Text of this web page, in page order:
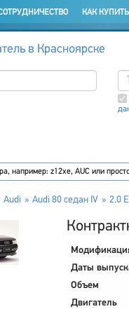
КАК КУПИТЬ
в Красноярске
Audi Audi 80 седан IV 2.0
Даты
Объем
Двигатель